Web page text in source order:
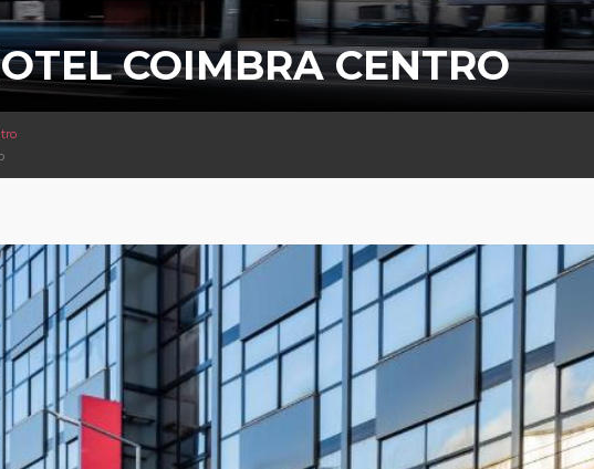
COIMBRA CENTRO